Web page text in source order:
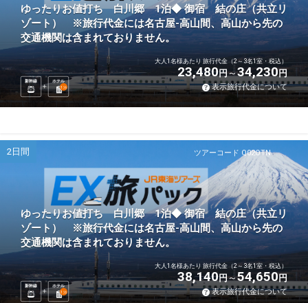
ゆったりお値打ち 白川郷 1泊◆ 御宿 結の庄（共立リ
ゾート） ※旅行代金には名古屋-高山間、高山から先の
交通機関は含まれておりません。
新幹線
ホテル
1 泊
大人1名様あたり 旅行代金（2～3名1室・税込）
23,480円 34,230円
表示旅行代金について
ツアーコード Q02OTN
2日間
ゆったりお値打ち 白川郷 1泊◆ 御宿 結の庄（共立リ
ゾート） ※旅行代金には名古屋-高山間、高山から先の
交通機関は含まれておりません。
新幹線
ホテル
1 泊
大人1名様あたり 旅行代金（2～3名1室・税込）
38,140円 54,650円
表示旅行代金について